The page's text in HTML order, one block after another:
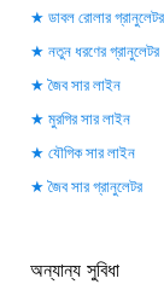
ডাবল রোলার গ্রানুলেটর
নতুন ধরণের গ্রানুলেটর
জৈব সার লাইন
মুরগির সার লাইন
যৌগিক সার লাইন
জৈব সার গ্রানুলেটর
অন্যান্য সুবিধা